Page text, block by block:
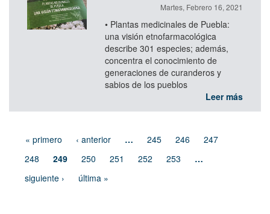
Martes, Febrero 16, 2021
• Plantas medicinales de Puebla:
una visión etnofarmacológica
describe 301 especies; además,
concentra el conocimiento de
generaciones de curanderos y
sabios de los pueblos
Leer más
« primero ‹ anterior … 245 246
247
248
249 250 251 252 253
…
siguiente ›
última »